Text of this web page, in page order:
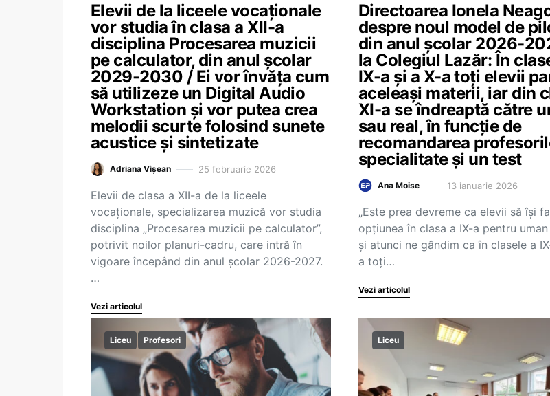
Elevii de la liceele vocaționale
vor studia în clasa a XII-a
disciplina Procesarea muzicii
pe calculator, din anul școlar
2029-2030 / Ei vor învăța cum
să utilizeze un Digital Audio
Workstation și vor putea crea
melodii scurte folosind sunete
acustice și sintetizate
Adriana Vișean 25 februarie 2026
Elevii de clasa a XII-a de la liceele
vocaționale, specializarea muzică vor studia
disciplina „Procesarea muzicii pe calculator”,
potrivit noilor planuri-cadru, care intră în
vigoare începând din anul școlar 2026-2027.
…
Vezi articolul
Directoarea Ionela
despre noul model de
din anul școlar 2026-
la Colegiul Lazăr: În
IX-a și a X-a toți elevii
aceleași materii, iar din
XI-a se îndreaptă către
sau real, în funcție de
recomandarea
specialitate și un test
Ana Moise 13 ianuarie 2026
„Este prea devreme ca elevii să își
opțiunea în clasa a IX-a pentru
și atunci ne gândim ca în clasele a
a toți…
Vezi articolul
Liceu Profesori Liceu